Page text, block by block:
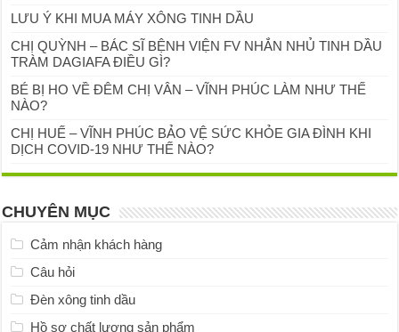
LƯU Ý KHI MUA MÁY XÔNG TINH DẦU
CHỊ QUỲNH – BÁC SĨ BỆNH VIỆN FV NHẮN NHỦ TINH DẦU
TRÀM DAGIAFA ĐIỀU GÌ?
BÉ BỊ HO VỀ ĐÊM CHỊ VÂN – VĨNH PHÚC LÀM NHƯ THẾ
NÀO?
CHỊ HUẾ – VĨNH PHÚC BẢO VỆ SỨC KHỎE GIA ĐÌNH KHI
DỊCH COVID-19 NHƯ THẾ NÀO?
CHUYÊN MỤC
Cảm nhận khách hàng
Câu hỏi
Đèn xông tinh dầu
Hồ sơ chất lượng sản phẩm